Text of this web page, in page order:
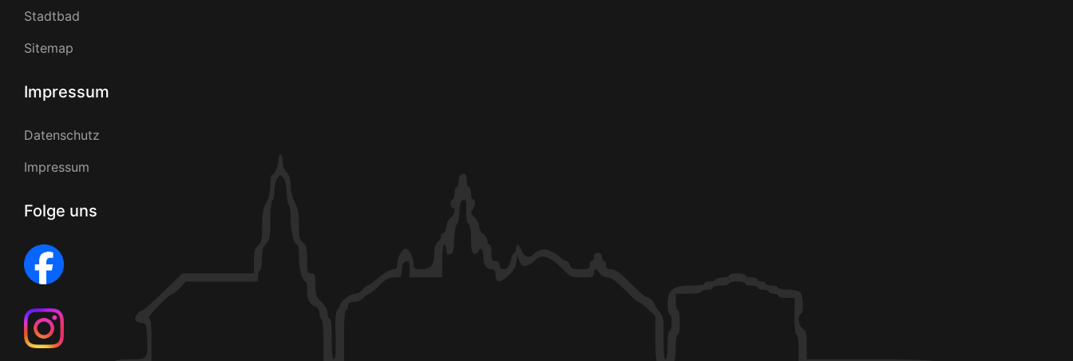
Stadtbad
Sitemap
Impressum
Datenschutz
Impressum
Folge uns